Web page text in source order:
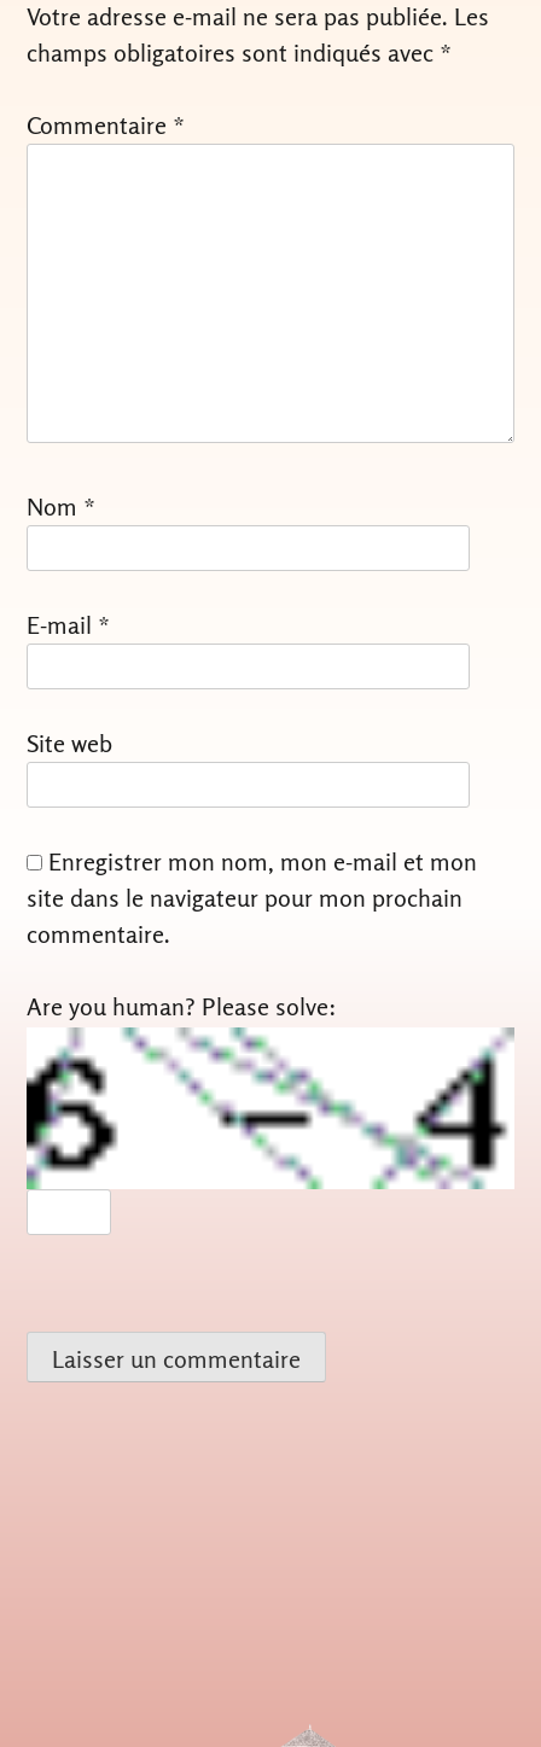
Votre adresse e-mail ne sera pas publiée. Les
champs obligatoires sont indiqués avec *
Commentaire *
Nom *
E-mail *
Site web
Enregistrer mon nom, mon e-mail et mon
site dans le navigateur pour mon prochain
commentaire.
Are you human? Please solve: